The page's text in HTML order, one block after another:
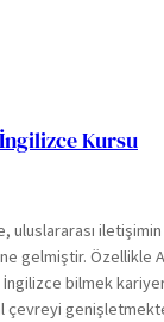
Kursu
uluslararası
gelmiştir. Özellikle
bilmek kariyer
çevreyi